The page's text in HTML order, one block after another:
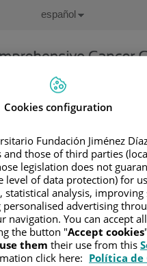
Selector
Idioma
Español
Y
/TRATAMIENTO
DA VINCI
Da Vinci
Cookies configuration
Fundación Jiménez
and those of third parties
legislation does not
level of data protection) for
statistical analysis, improving
advertising
navigation. You can accept
the button "Accept cookies
them their use from this
click here: Política de